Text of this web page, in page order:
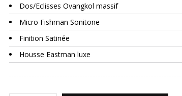
Dos/Eclisses Ovangkol massif
Micro Fishman Sonitone
Finition Satinée
Housse Eastman luxe